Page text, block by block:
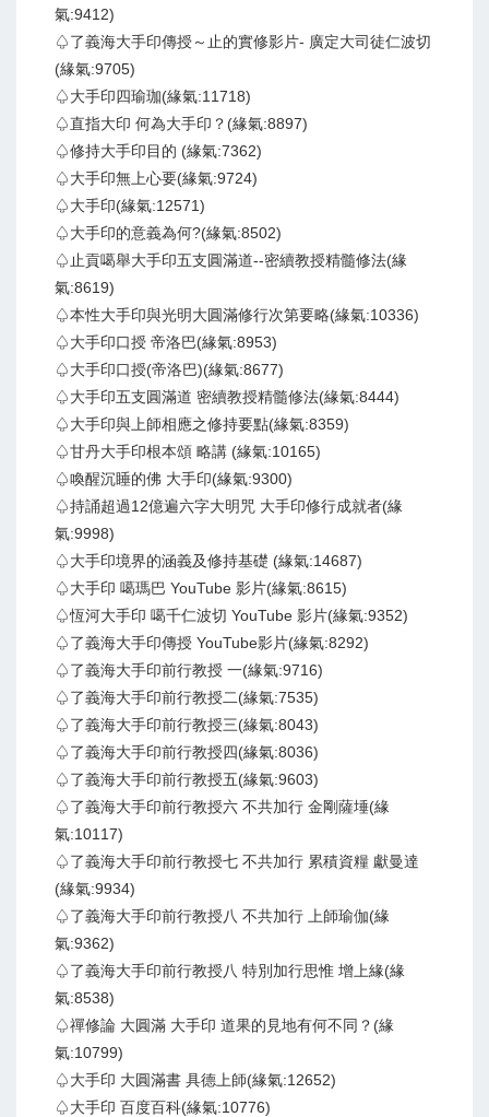
氣:9412)
♤了義海大手印傳授～止的實修影片- 廣定大司徒仁波切
(緣氣:9705)
♤大手印四瑜珈(緣氣:11718)
♤直指大印 何為大手印？(緣氣:8897)
♤修持大手印目的 (緣氣:7362)
♤大手印無上心要(緣氣:9724)
♤大手印(緣氣:12571)
♤大手印的意義為何?(緣氣:8502)
♤止貢噶舉大手印五支圓滿道--密續教授精髓修法(緣
氣:8619)
♤本性大手印與光明大圓滿修行次第要略(緣氣:10336)
♤大手印口授 帝洛巴(緣氣:8953)
♤大手印口授(帝洛巴)(緣氣:8677)
♤大手印五支圓滿道 密續教授精髓修法(緣氣:8444)
♤大手印與上師相應之修持要點(緣氣:8359)
♤甘丹大手印根本頌 略講 (緣氣:10165)
♤喚醒沉睡的佛 大手印(緣氣:9300)
♤持誦超過12億遍六字大明咒 大手印修行成就者(緣
氣:9998)
♤大手印境界的涵義及修持基礎 (緣氣:14687)
♤大手印 噶瑪巴 YouTube 影片(緣氣:8615)
♤恆河大手印 噶千仁波切 YouTube 影片(緣氣:9352)
♤了義海大手印傳授 YouTube影片(緣氣:8292)
♤了義海大手印前行教授 一(緣氣:9716)
♤了義海大手印前行教授二(緣氣:7535)
♤了義海大手印前行教授三(緣氣:8043)
♤了義海大手印前行教授四(緣氣:8036)
♤了義海大手印前行教授五(緣氣:9603)
♤了義海大手印前行教授六 不共加行 金剛薩埵(緣
氣:10117)
♤了義海大手印前行教授七 不共加行 累積資糧 獻曼達
(緣氣:9934)
♤了義海大手印前行教授八 不共加行 上師瑜伽(緣
氣:9362)
♤了義海大手印前行教授八 特別加行思惟 增上緣(緣
氣:8538)
♤禪修論 大圓滿 大手印 道果的見地有何不同？(緣
氣:10799)
♤大手印 大圓滿書 具德上師(緣氣:12652)
♤大手印 百度百科(緣氣:10776)